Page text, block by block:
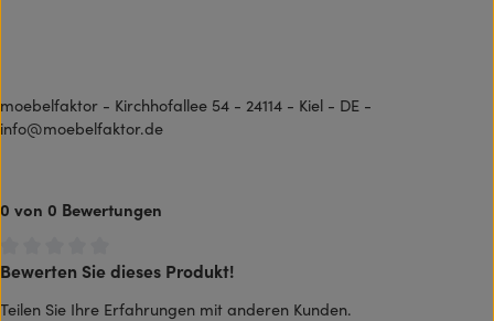
moebelfaktor - Kirchhofallee 54 - 24114 - Kiel - DE -
info@moebelfaktor.de
0 von 0 Bewertungen
Durchschnittliche Bewertung von 0 von 5 Sternen
Bewerten Sie dieses Produkt!
Teilen Sie Ihre Erfahrungen mit anderen Kunden.